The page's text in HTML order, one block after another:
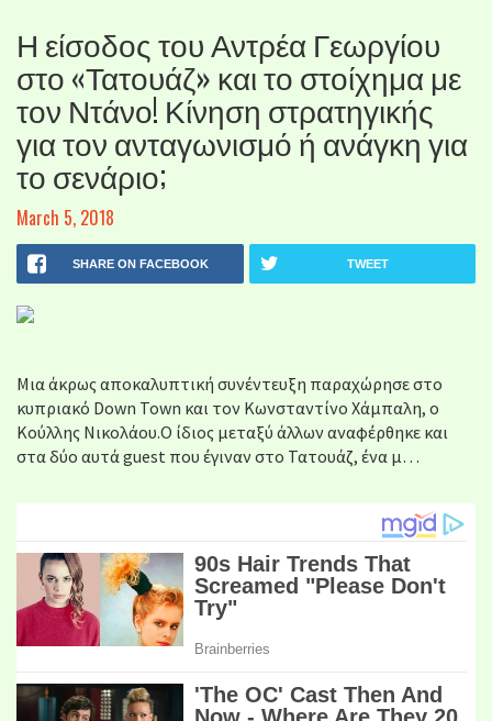
Η είσοδος του Αντρέα Γεωργίου
στο «Τατουάζ» και το στοίχημα με
τον Ντάνο! Κίνηση στρατηγικής
για τον ανταγωνισμό ή ανάγκη για
το σενάριο;
March 5, 2018
SHARE ON FACEBOOK TWEET
Μια άκρως αποκαλυπτική συνέντευξη παραχώρησε στο
κυπριακό Down Town και τον Κωνσταντίνο Χάμπαλη, ο
Κούλλης Νικολάου.Ο ίδιος μεταξύ άλλων αναφέρθηκε και
στα δύο αυτά guest που έγιναν στο Τατουάζ, ένα μ…